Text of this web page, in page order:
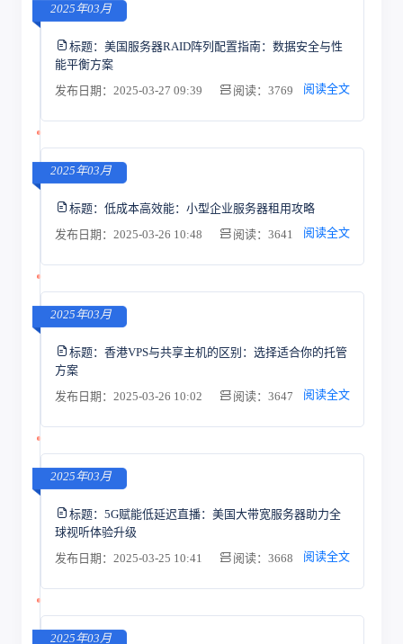
2025年03月
标题： 美国服务器RAID阵列配置指南：数据安全与性
能平衡方案
发布日期：2025-03-27 09:39
阅读：3769 阅读全文
2025年03月
标题： 低成本高效能：小型企业服务器租用攻略
发布日期：2025-03-26 10:48
阅读：3641 阅读全文
2025年03月
标题： 香港VPS与共享主机的区别：选择适合你的托管
方案
发布日期：2025-03-26 10:02
阅读：3647 阅读全文
2025年03月
标题： 5G赋能低延迟直播：美国大带宽服务器助力全
球视听体验升级
发布日期：2025-03-25 10:41
阅读：3668 阅读全文
2025年03月